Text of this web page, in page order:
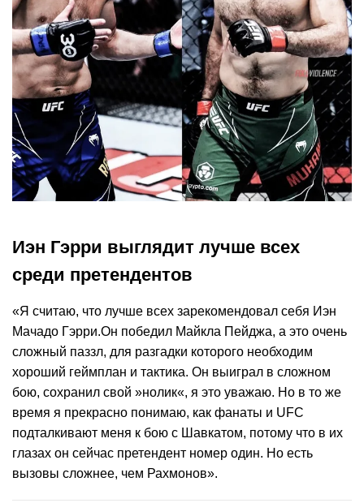
Иэн Гэрри выглядит лучше всех
среди претендентов
«Я считаю, что лучше всех зарекомендовал себя Иэн
Мачадо Гэрри.Он победил Майкла Пейджа, а это очень
сложный паззл, для разгадки которого необходим
хороший геймплан и тактика. Он выиграл в сложном
бою, сохранил свой »нолик«, я это уважаю. Но в то же
время я прекрасно понимаю, как фанаты и UFC
подталкивают меня к бою с Шавкатом, потому что в их
глазах он сейчас претендент номер один. Но есть
вызовы сложнее, чем Рахмонов».